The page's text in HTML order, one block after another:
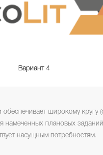
Вариант 4
широкому
намеченных плановых
насущным потребностям.